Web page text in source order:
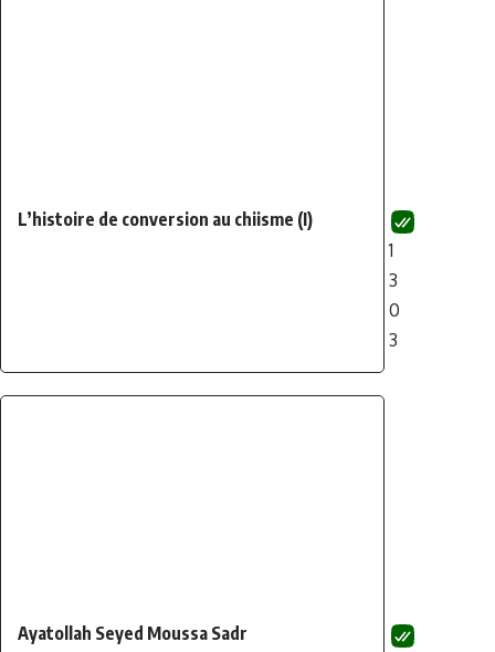
L’histoire de conversion au chiisme (I)
1
3
0
3
Ayatollah Seyed Moussa Sadr